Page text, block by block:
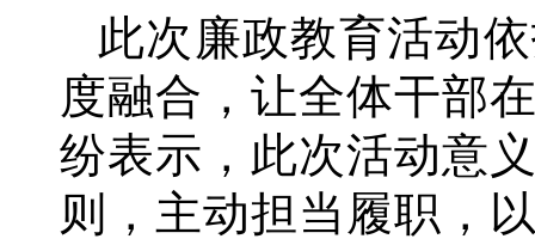
此次廉政教育活动
度融合，让全体干部
纷表示，此次活动意
则，主动担当履职，